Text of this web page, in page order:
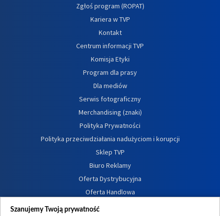
Zgłoś program (ROPAT)
Kariera w TVP
Kontakt
Centrum informacji TVP
Komisja Etyki
Program dla prasy
Dla mediów
Serwis fotograficzny
Merchandising (znaki)
Polityka Prywatności
Polityka przeciwdziałania nadużyciom i korupcji
Sklep TVP
Biuro Reklamy
Oferta Dystrybucyjna
Oferta Handlowa
Dostępność
Szanujemy Twoją prywatność